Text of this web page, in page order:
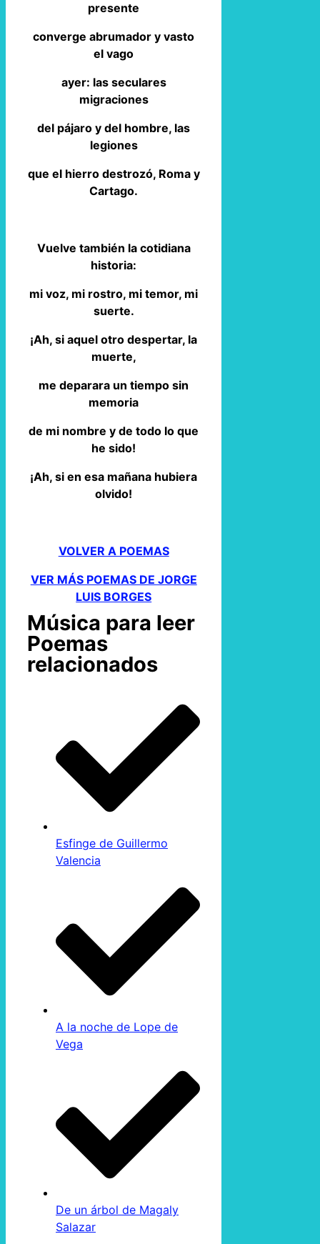
presente
converge abrumador y vasto
el vago
ayer: las seculares
migraciones
del pájaro y del hombre, las
legiones
que el hierro destrozó, Roma y
Cartago.
Vuelve también la cotidiana
historia:
mi voz, mi rostro, mi temor, mi
suerte.
¡Ah, si aquel otro despertar, la
muerte,
me deparara un tiempo sin
memoria
de mi nombre y de todo lo que
he sido!
¡Ah, si en esa mañana hubiera
olvido!
VOLVER A POEMAS
VER MÁS POEMAS DE JORGE
LUIS BORGES
Música para leer
Poemas
relacionados
Esfinge de Guillermo
Valencia
A la noche de Lope de
Vega
De un árbol de Magaly
Salazar